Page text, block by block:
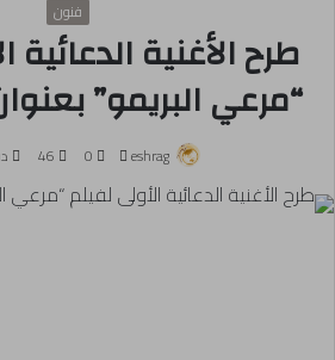
فنون
طرح الأغنية الدعائية
“مرعي البريمو”
eshrag
أرسل
بريدا
إلكترونيا
0
46